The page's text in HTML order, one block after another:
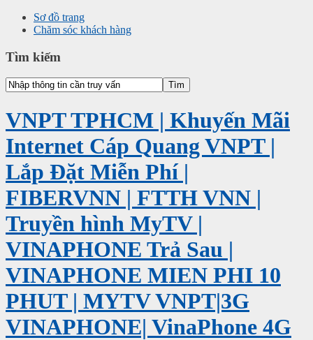
Sơ đồ trang
Chăm sóc khách hàng
Tìm kiếm
VNPT TPHCM | Khuyến Mãi
Internet Cáp Quang VNPT |
Lắp Đặt Miễn Phí |
FIBERVNN | FTTH VNN |
Truyền hình MyTV |
VINAPHONE Trả Sau |
VINAPHONE MIEN PHI 10
PHUT | MYTV VNPT|3G
VINAPHONE| VinaPhone 4G